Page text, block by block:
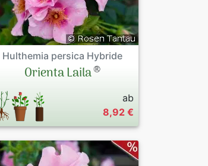
Hulthemia persica Hybride
Orienta Laila®
ab
8,92 €